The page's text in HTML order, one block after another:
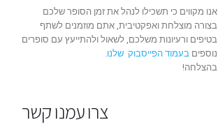
אנו מקווים כי תשכילו לנהל את זמן הסופר שלכם
בצורה מוצלחת ואפקטיבית, אתם מוזמנים לשתף
בטיפים ורעיונות משלכם, לשאול ולהתייעץ עם סופרים
נוספים בעמוד הפייסבוק שלנו.
בהצלחה!
צרו עמנו קשר